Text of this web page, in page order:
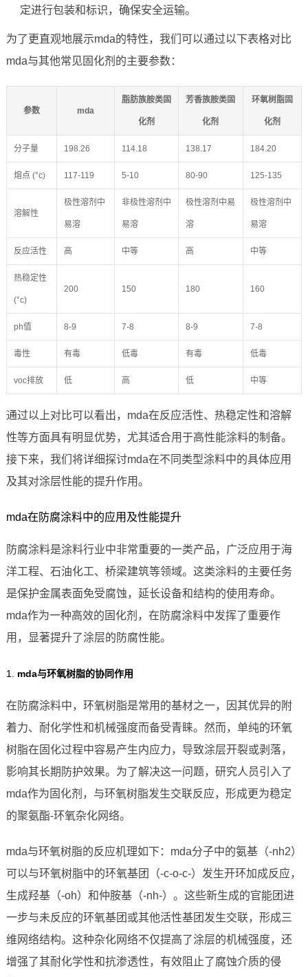
定进行包装和标识，确保安全运输。
为了更直观地展示mda的特性，我们可以通过以下表格对比
mda与其他常见固化剂的主要参数：
参数 mda
脂肪族胺类固
化剂
芳香族胺类固
化剂
环氧树脂固
化剂
分子量 198.26 114.18 138.17 184.20
熔点 (°c) 117-119 5-10 80-90 125-135
溶解性
极性溶剂中
易溶
非极性溶剂中
易溶
极性溶剂中易
溶
极性溶剂中
易溶
反应活性 高 中等 高 中等
热稳定性
(°c)
200 150 180 160
ph值 8-9 7-8 8-9 7-8
毒性 有毒 低毒 有毒 低毒
voc排放 低 高 低 中等
通过以上对比可以看出，mda在反应活性、热稳定性和溶解
性等方面具有明显优势，尤其适合用于高性能涂料的制备。
接下来，我们将详细探讨mda在不同类型涂料中的具体应用
及其对涂层性能的提升作用。
mda在防腐涂料中的应用及性能提升
防腐涂料是涂料行业中非常重要的一类产品，广泛应用于海
洋工程、石油化工、桥梁建筑等领域。这类涂料的主要任务
是保护金属表面免受腐蚀，延长设备和结构的使用寿命。
mda作为一种高效的固化剂，在防腐涂料中发挥了重要作
用，显著提升了涂层的防腐性能。
1. mda与环氧树脂的协同作用
在防腐涂料中，环氧树脂是常用的基材之一，因其优异的附
着力、耐化学性和机械强度而备受青睐。然而，单纯的环氧
树脂在固化过程中容易产生内应力，导致涂层开裂或剥落，
影响其长期防护效果。为了解决这一问题，研究人员引入了
mda作为固化剂，与环氧树脂发生交联反应，形成更为稳定
的聚氨酯-环氧杂化网络。
mda与环氧树脂的反应机理如下：mda分子中的氨基（-nh2）
可以与环氧树脂中的环氧基团（-c-o-c-）发生开环加成反应，
生成羟基（-oh）和仲胺基（-nh-）。这些新生成的官能团进
一步与未反应的环氧基团或其他活性基团发生交联，形成三
维网络结构。这种杂化网络不仅提高了涂层的机械强度，还
增强了其耐化学性和抗渗透性，有效阻止了腐蚀介质的侵